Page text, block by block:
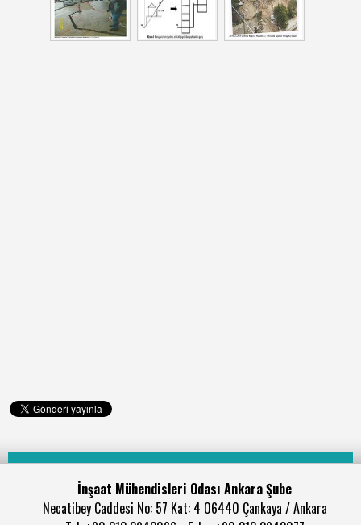
İnşaat Mühendisleri Odası Ankara Şube
Necatibey Caddesi No: 57 Kat: 4 06440 Çankaya / Ankara